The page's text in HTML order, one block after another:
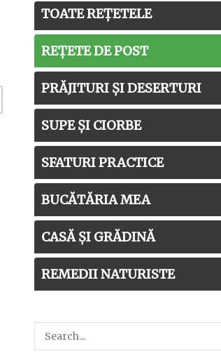
TOATE REȚETELE
REȚETE DE POST
PRĂJITURI ȘI DESERTURI
SUPE ȘI CIORBE
SFATURI PRACTICE
BUCĂTĂRIA MEA
CASĂ ȘI GRĂDINĂ
REMEDII NATURISTE